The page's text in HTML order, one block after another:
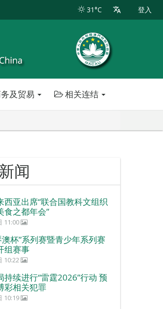
31°C 登入
及贸易 相关连结
闻
西亚出席“联合国教科文组织
食之都年会”
11:00
杯”系列赛暨青少年系列赛
组赛事
10:22
持续进行“雷霆2026”行动 预
彩相关犯罪
10:19